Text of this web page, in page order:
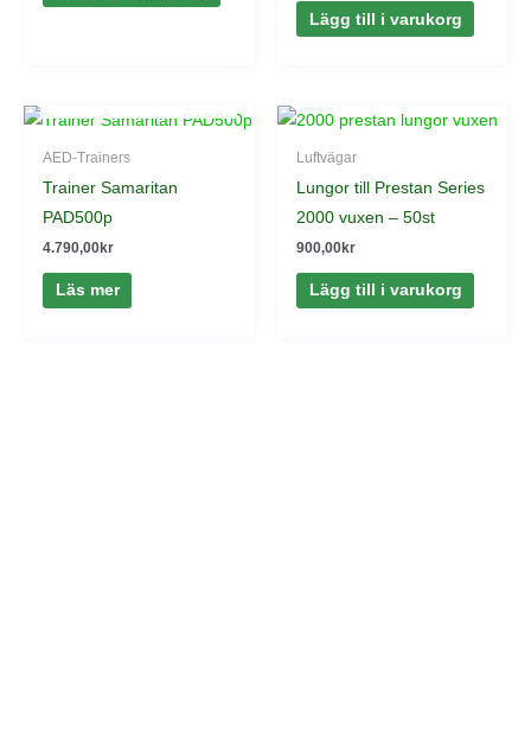
Lägg till i varukorg
AED-Trainers
Trainer Samaritan
PAD500p
4.790,00kr
Läs mer
Luftvägar
Lungor till Prestan Series
2000 vuxen – 50st
900,00kr
Lägg till i varukorg